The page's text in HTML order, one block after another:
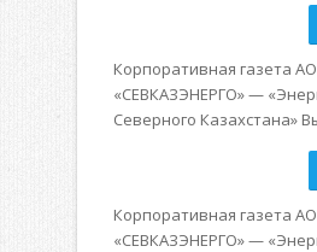
Корпоративная газета АО
«СЕВКАЗЭНЕРГО» —
Северного Казахстана»
Корпоративная газета АО
«СЕВКАЗЭНЕРГО» —